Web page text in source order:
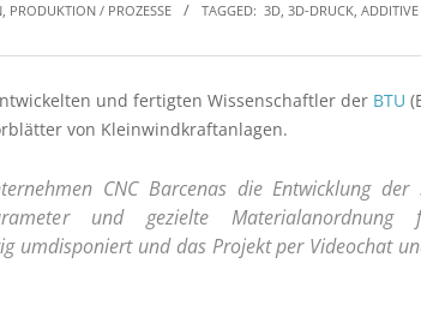
, PRODUKTION / PROZESSE TAGGED: 3D, 3D-DRUCK,
und fertigten Wissenschaftler der BTU
von Kleinwindkraftanlagen.
CNC Barcenas die Entwicklung der
und gezielte Materialanordnung
umdisponiert und das Projekt per Videochat